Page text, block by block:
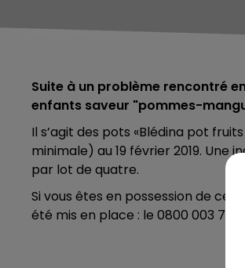
Suite à un problème rencontré
enfants saveur "pommes-
Il s’agit des pots «Blédina pot
minimale) au 19 février 2019. Une
par lot de quatre.
Si vous êtes en possession de ce
été mis en place : le 0800 003 798.